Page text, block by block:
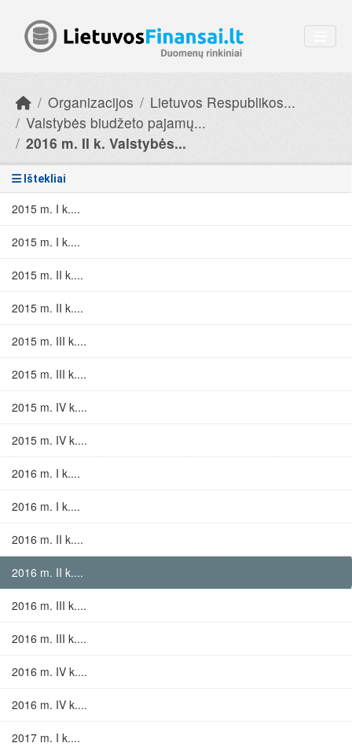
Organizacijos
Lietuvos Respublikos...
Valstybės biudžeto pajamų...
2016 m. II k. Valstybės...
Ištekliai
2015 m. I k....
2015 m. I k....
2015 m. II k....
2015 m. II k....
2015 m. III k....
2015 m. III k....
2015 m. IV k....
2015 m. IV k....
2016 m. I k....
2016 m. I k....
2016 m. II k....
2016 m. II k....
2016 m. III k....
2016 m. III k....
2016 m. IV k....
2016 m. IV k....
2017 m. I k....